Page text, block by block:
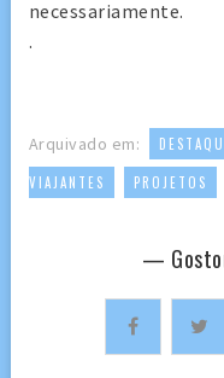
necessariamente.
.
Arquivado em:
VIAJANTES
PROJETOS
—